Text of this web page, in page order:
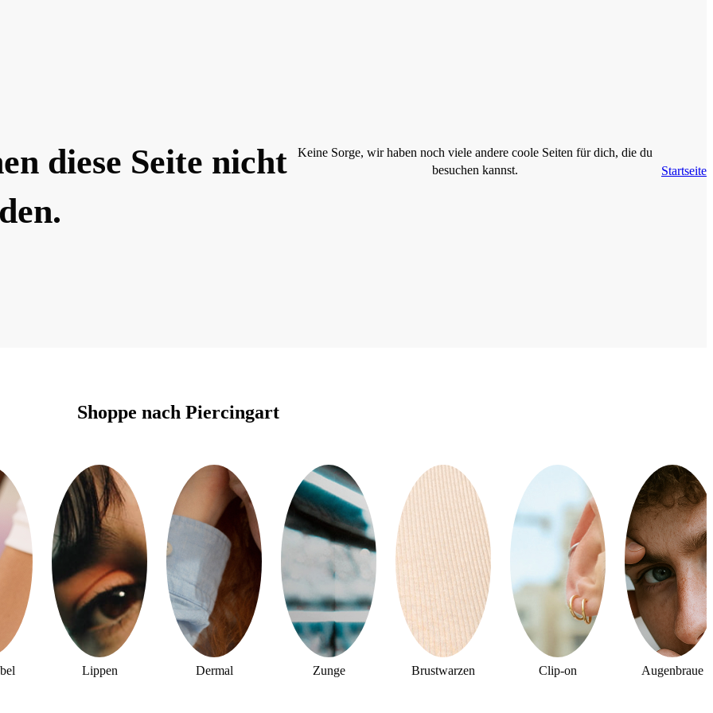
diese Seite nicht
Keine Sorge, wir haben noch viele andere coole Seiten für dich, die du
besuchen kannst.
Startseite
Shoppe nach Piercingart
Lippen Dermal Zunge Brustwarzen Clip-on Augenbraue